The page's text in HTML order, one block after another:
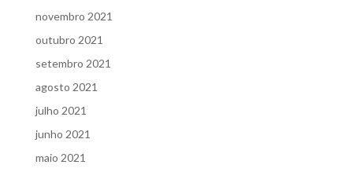
novembro 2021
outubro 2021
setembro 2021
agosto 2021
julho 2021
junho 2021
maio 2021